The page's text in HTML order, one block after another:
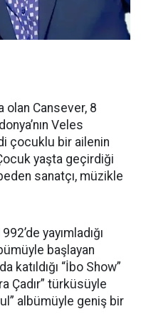
olan Cansever, 8
Veles
çocuklu bir ailenin
yaşta geçirdiği
sanatçı, müzikle
yayımladığı
başlayan
katıldığı “İbo Show”
Çadır” türküsüyle
albümüyle geniş bir